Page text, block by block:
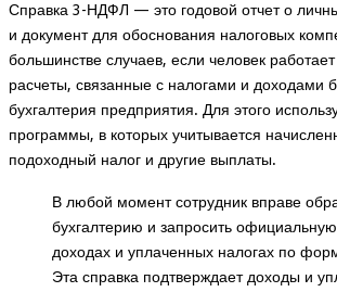
Справка 3-НДФЛ — это годовой отчет о
и документ для обоснования налоговых
большинстве случаев, если человек
расчеты, связанные с налогами и доходами
бухгалтерия предприятия. Для этого
программы, в которых учитывается
подоходный налог и другие выплаты.
В любой момент сотрудник вправе
бухгалтерию и запросить
доходах и уплаченных налогах по
Эта справка подтверждает доходы и